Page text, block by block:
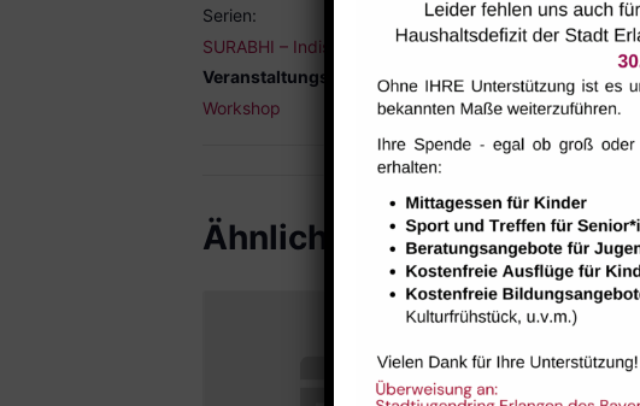
Serien:
SURABHI – Indische Küche
Veranstaltungskategorie:
Workshop
Ähnliche Veranstaltungen